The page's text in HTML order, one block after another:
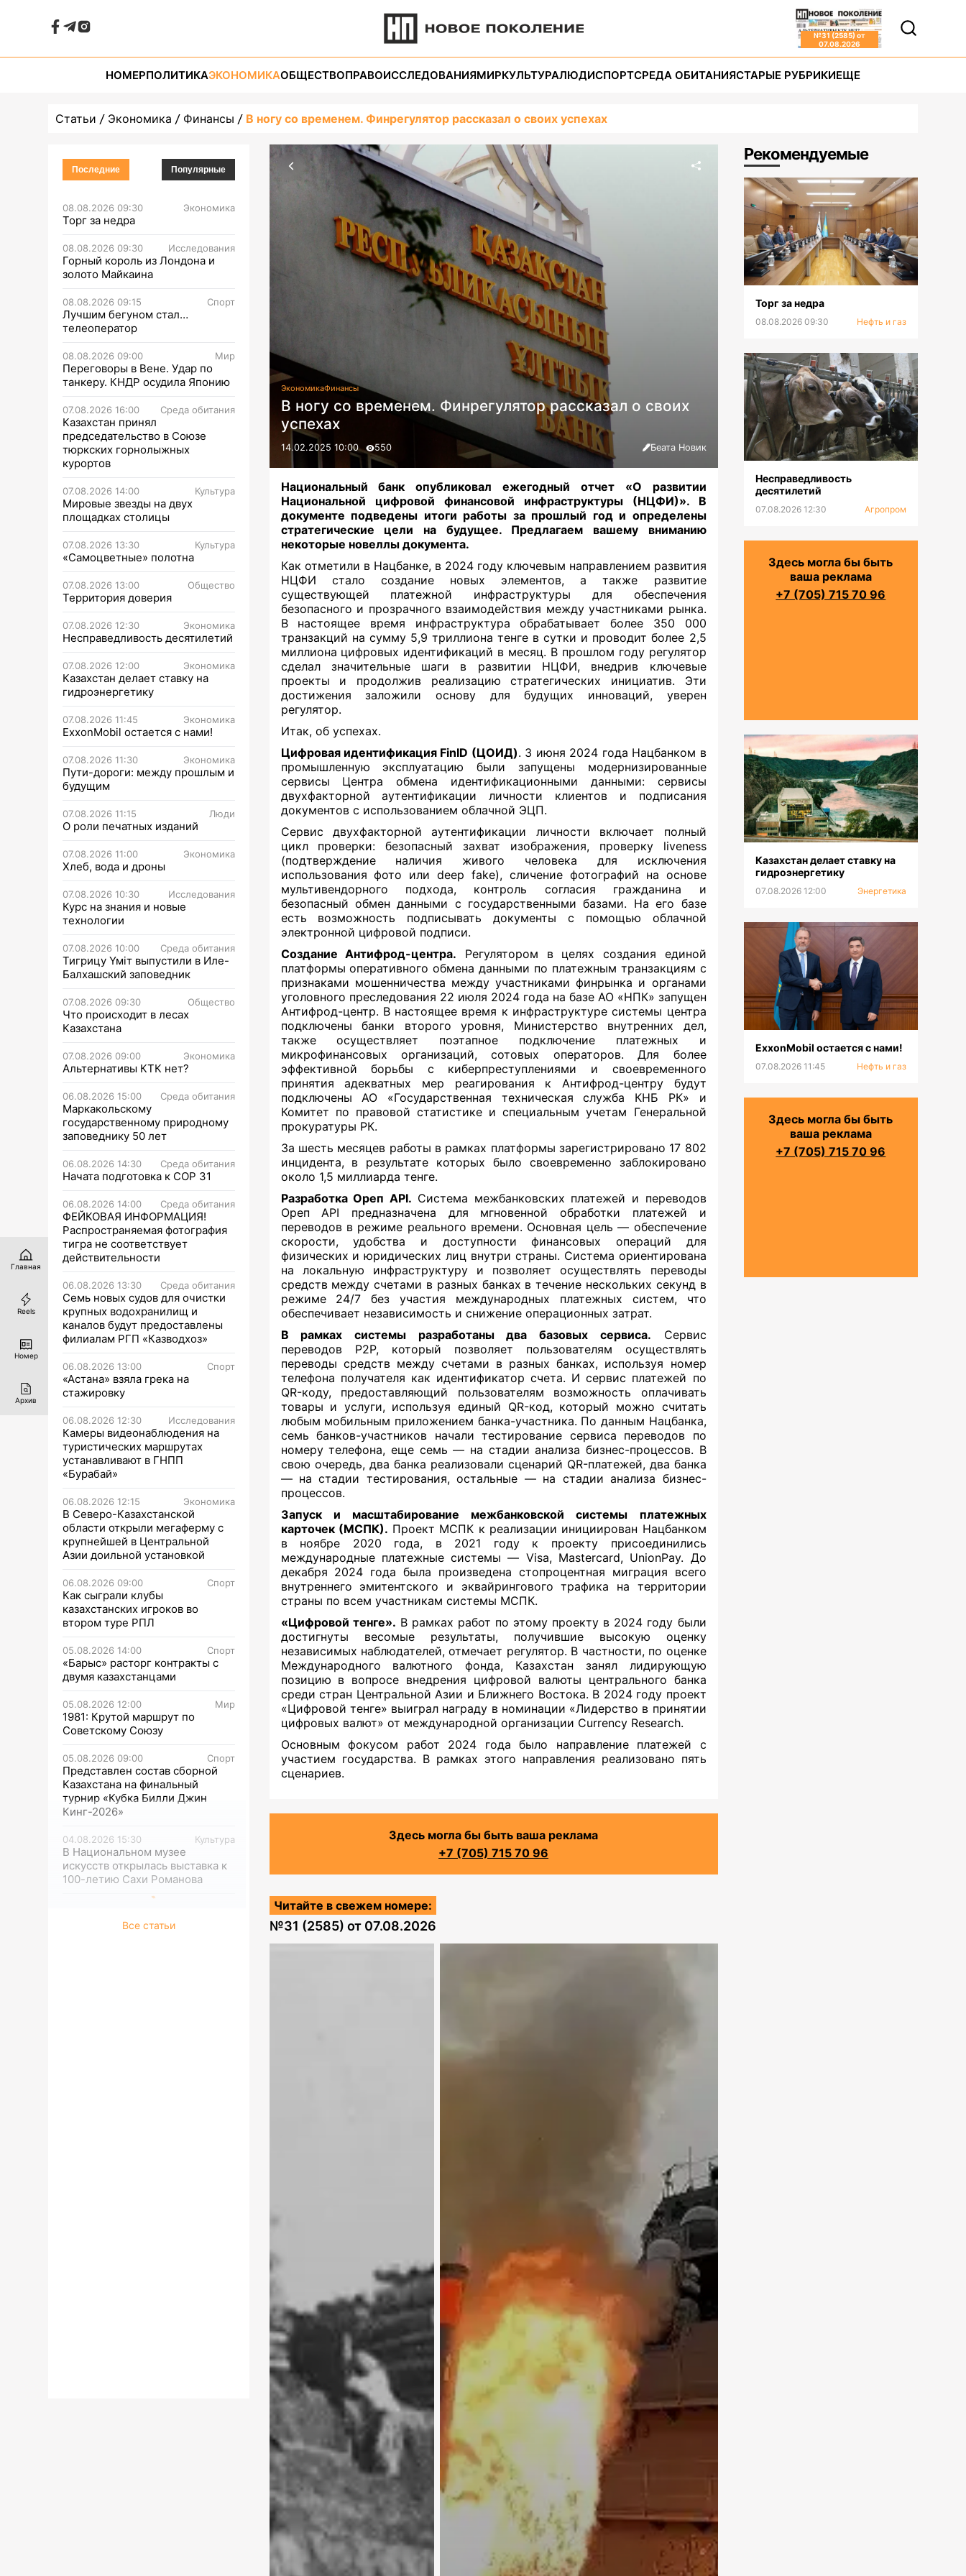
№31 (2585) от
07.08.2026
НОМЕРПОЛИТИКАЭКОНОМИКАОБЩЕСТВОПРАВОИССЛЕДОВАНИЯМИРКУЛЬТУРАЛЮДИСПОРТСРЕДА ОБИТАНИЯСТАРЫЕ РУБРИКИЕЩЕ
Статьи Экономика Финансы В ногу со временем. Финрегулятор рассказал о своих успехах
Последние Популярные
08.08.2026 09:30 Экономика
Торг за недра
08.08.2026 09:30 Исследования
Горный король из Лондона и
золото Майкаина
08.08.2026 09:15 Спорт
Лучшим бегуном стал…
телеоператор
08.08.2026 09:00 Мир
Переговоры в Вене. Удар по
танкеру. КНДР осудила Японию
07.08.2026 16:00 Среда обитания
Казахстан принял
председательство в Союзе
тюркских горнолыжных
курортов
07.08.2026 14:00 Культура
Мировые звезды на двух
площадках столицы
07.08.2026 13:30 Культура
«Самоцветные» полотна
07.08.2026 13:00 Общество
Территория доверия
07.08.2026 12:30 Экономика
Несправедливость десятилетий
07.08.2026 12:00 Экономика
Казахстан делает ставку на
гидроэнергетику
07.08.2026 11:45 Экономика
ExxonMobil остается с нами!
07.08.2026 11:30 Экономика
Пути-дороги: между прошлым и
будущим
07.08.2026 11:15 Люди
О роли печатных изданий
07.08.2026 11:00 Экономика
Хлеб, вода и дроны
07.08.2026 10:30 Исследования
Курс на знания и новые
технологии
07.08.2026 10:00 Среда обитания
Тигрицу Үміт выпустили в Иле-
Балхашский заповедник
07.08.2026 09:30 Общество
Что происходит в лесах
Казахстана
07.08.2026 09:00 Экономика
Альтернативы КТК нет?
06.08.2026 15:00 Среда обитания
Маркакольскому
государственному природному
заповеднику 50 лет
06.08.2026 14:30 Среда обитания
Начата подготовка к СОР 31
06.08.2026 14:00 Среда обитания
ФЕЙКОВАЯ ИНФОРМАЦИЯ!
Распространяемая фотография
тигра не соответствует
действительности
06.08.2026 13:30 Среда обитания
Семь новых судов для очистки
крупных водохранилищ и
каналов будут предоставлены
филиалам РГП «Казводхоз»
06.08.2026 13:00 Спорт
«Астана» взяла грека на
стажировку
06.08.2026 12:30 Исследования
Камеры видеонаблюдения на
туристических маршрутах
устанавливают в ГНПП
«Бурабай»
06.08.2026 12:15 Экономика
В Северо-Казахстанской
области открыли мегаферму с
крупнейшей в Центральной
Азии доильной установкой
06.08.2026 09:00 Спорт
Как сыграли клубы
казахстанских игроков во
втором туре РПЛ
05.08.2026 14:00 Спорт
«Барыс» расторг контракты с
двумя казахстанцами
05.08.2026 12:00 Мир
1981: Крутой маршрут по
Советскому Союзу
05.08.2026 09:00 Спорт
Представлен состав сборной
Казахстана на финальный
турнир «Кубка Билли Джин
Кинг-2026»
04.08.2026 15:30 Культура
В Национальном музее
искусств открылась выставка к
100-летию Сахи Романова
Все статьи
ЭкономикаФинансы
В ногу со временем. Финрегулятор рассказал о своих
успехах
14.02.2025 10:00 550 Беата Новик
Национальный банк опубликовал ежегодный отчет «О развитии
Национальной цифровой финансовой инфраструктуры (НЦФИ)». В
документе подведены итоги работы за прошлый год и определены
стратегические цели на будущее. Предлагаем вашему вниманию
некоторые новеллы документа.
Как отметили в Нацбанке, в 2024 году ключевым направлением развития
НЦФИ стало создание новых элементов, а также развитие
существующей платежной инфраструктуры для обеспечения
безопасного и прозрачного взаимодействия между участниками рынка.
В настоящее время инфраструктура обрабатывает более 350 000
транзакций на сумму 5,9 триллиона тенге в сутки и проводит более 2,5
миллиона цифровых идентификаций в месяц. В прошлом году регулятор
сделал значительные шаги в развитии НЦФИ, внедрив ключевые
проекты и продолжив реализацию стратегических инициатив. Эти
достижения заложили основу для будущих инноваций, уверен
регулятор.
Итак, об успехах.
Цифровая идентификация FinID (ЦОИД). 3 июня 2024 года Нацбанком в
промышленную эксплуатацию были запущены модернизированные
сервисы Центра обмена идентификационными данными: сервисы
двухфакторной аутентификации личности клиентов и подписания
документов с использованием облачной ЭЦП.
Сервис двухфакторной аутентификации личности включает полный
цикл проверки: безопасный захват изображения, проверку liveness
(подтверждение наличия живого человека для исключения
использования фото или deep fake), сличение фотографий на основе
мультивендорного подхода, контроль согласия гражданина и
безопасный обмен данными с государственными базами. На его базе
есть возможность подписывать документы с помощью облачной
электронной цифровой подписи.
Создание Антифрод-центра. Регулятором в целях создания единой
платформы оперативного обмена данными по платежным транзакциям с
признаками мошенничества между участниками финрынка и органами
уголовного преследования 22 июля 2024 года на базе АО «НПК» запущен
Антифрод-центр. В настоящее время к инфраструктуре системы центра
подключены банки второго уровня, Министерство внутренних дел,
также осуществляет поэтапное подключение платежных и
микрофинансовых организаций, сотовых операторов. Для более
эффективной борьбы с киберпреступлениями и своевременного
принятия адекватных мер реагирования к Антифрод-центру будут
подключены АО «Государственная техническая служба КНБ РК» и
Комитет по правовой статистике и специальным учетам Генеральной
прокуратуры РК.
За шесть месяцев работы в рамках платформы зарегистрировано 17 802
инцидента, в результате которых было своевременно заблокировано
около 1,5 миллиарда тенге.
Разработка Ореп АРI. Система межбанковских платежей и переводов
Ореп API предназначена для мгновенной обработки платежей и
переводов в режиме реального времени. Основная цель — обеспечение
скорости, удобства и доступности финансовых операций для
физических и юридических лиц внутри страны. Система ориентирована
на локальную инфраструктуру и позволяет осуществлять переводы
средств между счетами в разных банках в течение нескольких секунд в
режиме 24/7 без участия международных платежных систем, что
обеспечивает независимость и снижение операционных затрат.
В рамках системы разработаны два базовых сервиса. Сервис
переводов Р2Р, который позволяет пользователям осуществлять
переводы средств между счетами в разных банках, используя номер
телефона получателя как идентификатор счета. И сервис платежей по
QR-коду, предоставляющий пользователям возможность оплачивать
товары и услуги, используя единый QR-код, который можно считать
любым мобильным приложением банка-участника. По данным Нацбанка,
семь банков-участников начали тестирование сервиса переводов по
номеру телефона, еще семь — на стадии анализа бизнес-процессов. В
свою очередь, два банка реализовали сценарий QR-платежей, два банка
— на стадии тестирования, остальные — на стадии анализа бизнес-
процессов.
Запуск и масштабирование межбанковской системы платежных
карточек (МСПК). Проект МСПК к реализации инициирован Нацбанком
в ноябре 2020 года, в 2021 году к проекту присоединились
международные платежные системы — Visa, Mastercard, UnionPay. До
декабря 2024 года была произведена стопроцентная миграция всего
внутреннего эмитентского и эквайрингового трафика на территории
страны по всем участникам системы МСПК.
«Цифровой тенге». В рамках работ по этому проекту в 2024 году были
достигнуты весомые результаты, получившие высокую оценку
независимых наблюдателей, отмечает регулятор. В частности, по оценке
Международного валютного фонда, Казахстан занял лидирующую
позицию в вопросе внедрения цифровой валюты центрального банка
среди стран Центральной Азии и Ближнего Востока. В 2024 году проект
«Цифровой тенге» выиграл награду в номинации «Лидерство в принятии
цифровых валют» от международной организации Currency Research.
Основным фокусом работ 2024 года было направление платежей с
участием государства. В рамках этого направления реализовано пять
сценариев.
Здесь могла бы быть ваша реклама
+7 (705) 715 70 96
Читайте в свежем номере:
№31 (2585) от 07.08.2026
Рекомендуемые
Торг за недра
08.08.2026 09:30 Нефть и газ
Несправедливость
десятилетий
07.08.2026 12:30 Агропром
Здесь могла бы быть
ваша реклама
+7 (705) 715 70 96
Казахстан делает ставку на
гидроэнергетику
07.08.2026 12:00 Энергетика
ExxonMobil остается с нами!
07.08.2026 11:45 Нефть и газ
Здесь могла бы быть
ваша реклама
+7 (705) 715 70 96
Главная
Reels
Номер
Архив